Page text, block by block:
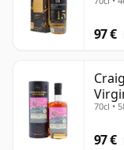
años
97 €
70cl •
97 €